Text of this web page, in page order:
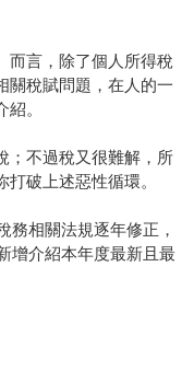
而言，除了個人所得稅
關稅賦問題，在人的一
。
；不過稅又很難解，所
破上述惡性循環。
務相關法規逐年修正，
增介紹本年度最新且最